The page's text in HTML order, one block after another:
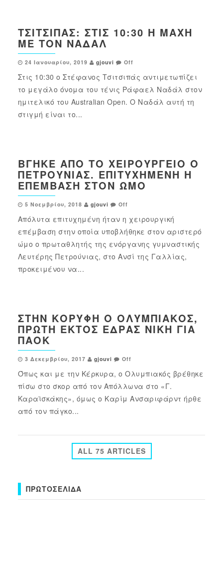
ΤΣΙΤΣΙΠΆΣ: ΣΤΙΣ 10:30 Η ΜΆΧΗ
ΜΕ ΤΟΝ ΝΑΔΆΛ
24 Ιανουαρίου, 2019 gjouvi Off
Στις 10:30 ο Στέφανος Τσιτσιπάς αντιμετωπίζει
το μεγάλο όνομα του τένις Ράφαελ Ναδάλ στον
ημιτελικό του Australian Open. Ο Ναδάλ αυτή τη
στιγμή είναι το...
ΒΓΉΚΕ ΑΠΌ ΤΟ ΧΕΙΡΟΥΡΓΕΊΟ Ο
ΠΕΤΡΟΎΝΙΑΣ. ΕΠΙΤΥΧΗΜΈΝΗ Η
ΕΠΈΜΒΑΣΗ ΣΤΟΝ ΏΜΟ
5 Νοεμβρίου, 2018 gjouvi Off
Απόλυτα επιτυχημένη ήταν η χειρουργική
επέμβαση στην οποία υποβλήθηκε στον αριστερό
ώμο ο πρωταθλητής της ενόργανης γυμναστικής
Λευτέρης Πετρούνιας, στο Ανσί της Γαλλίας,
προκειμένου να...
ΣΤΗΝ ΚΟΡΥΦΉ Ο ΟΛΥΜΠΙΑΚΌΣ,
ΠΡΏΤΗ ΕΚΤΌΣ ΈΔΡΑΣ ΝΊΚΗ ΓΙΑ
ΠΑΟΚ
3 Δεκεμβρίου, 2017 gjouvi Off
Όπως και με την Κέρκυρα, ο Ολυμπιακός βρέθηκε
πίσω στο σκορ από τον Απόλλωνα στο «Γ.
Καραϊσκάκης», όμως ο Καρίμ Ανσαριφάρντ ήρθε
από τον πάγκο...
ALL 75 ARTICLES
ΠΡΩΤΟΣΈΛΙΔΑ